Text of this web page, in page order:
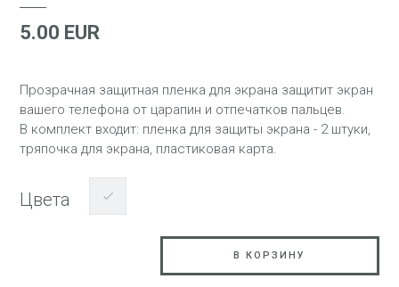
5.00 EUR
Прозрачная защитная пленка для экрана защитит экран
вашего телефона от царапин и отпечатков пальцев.
В комплект входит: пленка для защиты экрана - 2 штуки,
тряпочка для экрана, пластиковая карта.
Цвета
В КОРЗИНУ